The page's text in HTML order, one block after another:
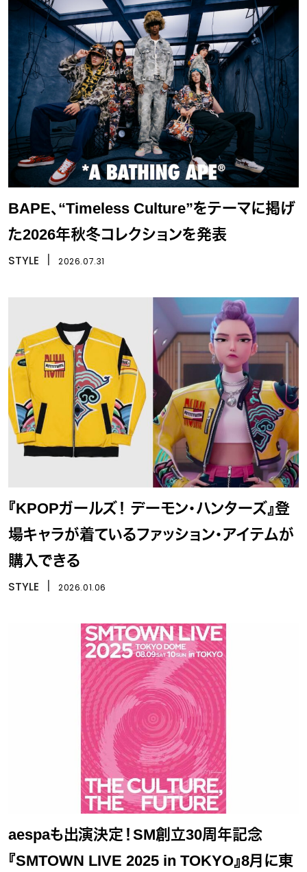
BAPE、“Timeless Culture”をテーマに掲げ
た2026年秋冬コレクションを発表
STYLE 2026.07.31
『KPOPガールズ！ デーモン・ハンターズ』登
場キャラが着ているファッション・アイテムが
購入できる
STYLE 2026.01.06
aespaも出演決定！SM創立30周年記念
『SMTOWN LIVE 2025 in TOKYO』8月に東